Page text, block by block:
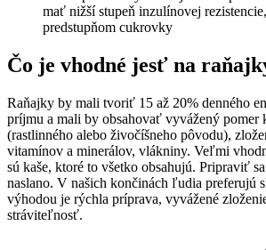
mať nižší stupeň inzulínovej
predstupňom cukrovky
Čo je vhodné jesť na
Raňajky by mali tvoriť 15 až 20% denného
príjmu a mali by obsahovať vyvážený
(rastlinného alebo živočíšneho pôvodu),
vitamínov a minerálov, vlákniny. Veľmi
sú kaše, ktoré to všetko obsahujú. Pripraviť
naslano. V našich končinách ľudia preferujú
výhodou je rýchla príprava, vyvážené
stráviteľnosť.